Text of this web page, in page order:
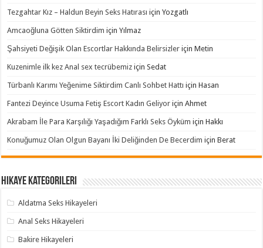
Tezgahtar Kız – Haldun Beyin Seks Hatırası içinYozgatlı
Amcaoğluna Götten Siktirdim içinYılmaz
Şahsiyeti Değişik Olan Escortlar Hakkında Belirsizler içinMetin
Kuzenimle ilk kez Anal sex tecrübemiz içinSedat
Türbanlı Karımı Yeğenime Siktirdim Canlı Sohbet Hattı içinHasan
Fantezi Deyince Usuma Fetiş Escort Kadın Geliyor içinAhmet
Akrabam İle Para Karşılığı Yaşadığım Farklı Seks Öyküm içinHakkı
Konuğumuz Olan Olgun Bayanı İki Deliğinden De Becerdim içinBerat
Hikaye Kategorileri
Aldatma Seks Hikayeleri
Anal Seks Hikayeleri
Bakire Hikayeleri